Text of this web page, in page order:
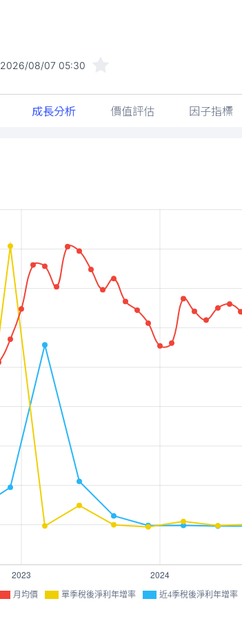
2026/08/07 05:30
成長分析 價值評估 因子指標
月均價 單季稅後淨利年增率 近4季稅後淨利年增率